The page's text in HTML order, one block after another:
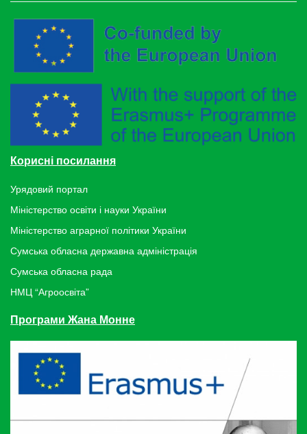
Корисні посилання
Урядовий портал
Міністерство освіти і науки України
Міністерство аграрної політики України
Сумська обласна державна адміністрація
Сумська обласна рада
НМЦ “Агроосвіта”
Програми Жана Монне